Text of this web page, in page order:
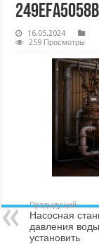
16.05.2024
259 Просмотры
Предыдущий
Насосная
давления
установить